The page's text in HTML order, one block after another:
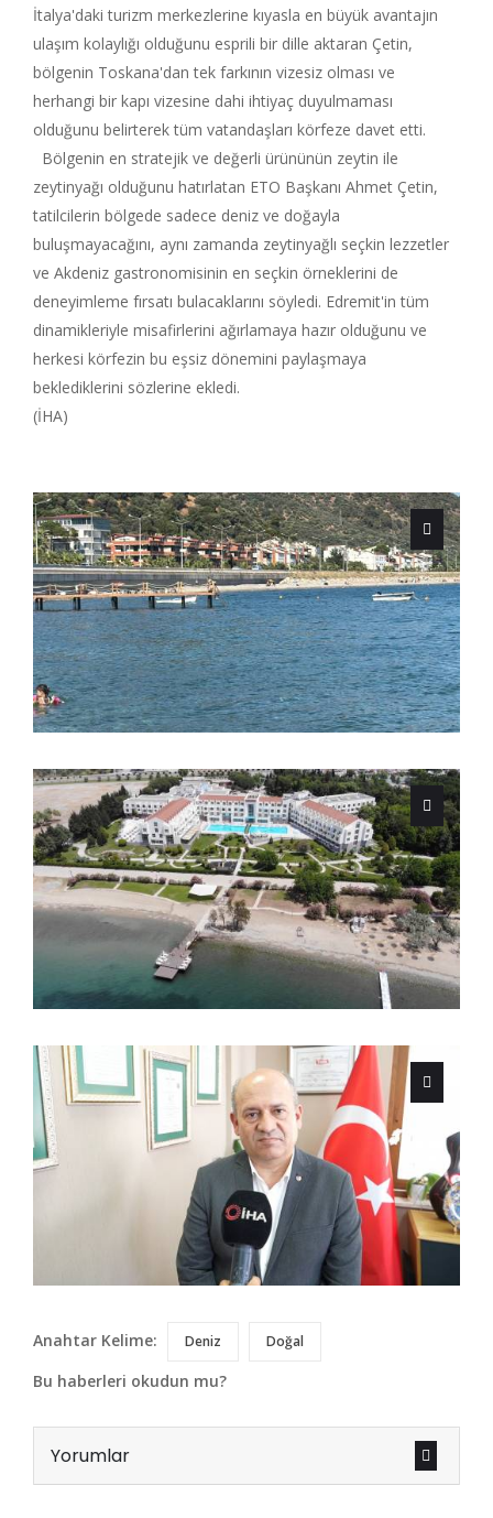
İtalya'daki turizm merkezlerine kıyasla en büyük avantajın
ulaşım kolaylığı olduğunu esprili bir dille aktaran Çetin,
bölgenin Toskana'dan tek farkının vizesiz olması ve
herhangi bir kapı vizesine dahi ihtiyaç duyulmaması
olduğunu belirterek tüm vatandaşları körfeze davet etti.
Bölgenin en stratejik ve değerli ürününün zeytin ile
zeytinyağı olduğunu hatırlatan ETO Başkanı Ahmet Çetin,
tatilcilerin bölgede sadece deniz ve doğayla
buluşmayacağını, aynı zamanda zeytinyağlı seçkin lezzetler
ve Akdeniz gastronomisinin en seçkin örneklerini de
deneyimleme fırsatı bulacaklarını söyledi. Edremit'in tüm
dinamikleriyle misafirlerini ağırlamaya hazır olduğunu ve
herkesi körfezin bu eşsiz dönemini paylaşmaya
beklediklerini sözlerine ekledi.
(İHA)
Anahtar Kelime: Deniz Doğal
Bu haberleri okudun mu?
Yorumlar